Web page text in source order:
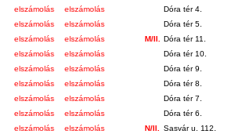
elszámolás elszámolás Dóra tér 4.
elszámolás elszámolás Dóra tér 5.
elszámolás elszámolás M/II. Dóra tér 11.
elszámolás elszámolás Dóra tér 10.
elszámolás elszámolás Dóra tér 9.
elszámolás elszámolás Dóra tér 8.
elszámolás elszámolás Dóra tér 7.
elszámolás elszámolás Dóra tér 6.
elszámolás elszámolás N/II. Sasvár u. 112.